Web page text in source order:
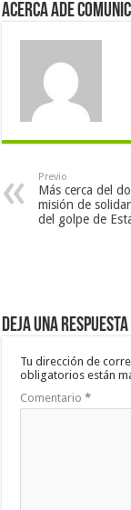
Acerca Ade
Previo
Más cerca del
misión de
del golpe de
Deja una respuesta
Tu dirección de
obligatorios están
Comentario*